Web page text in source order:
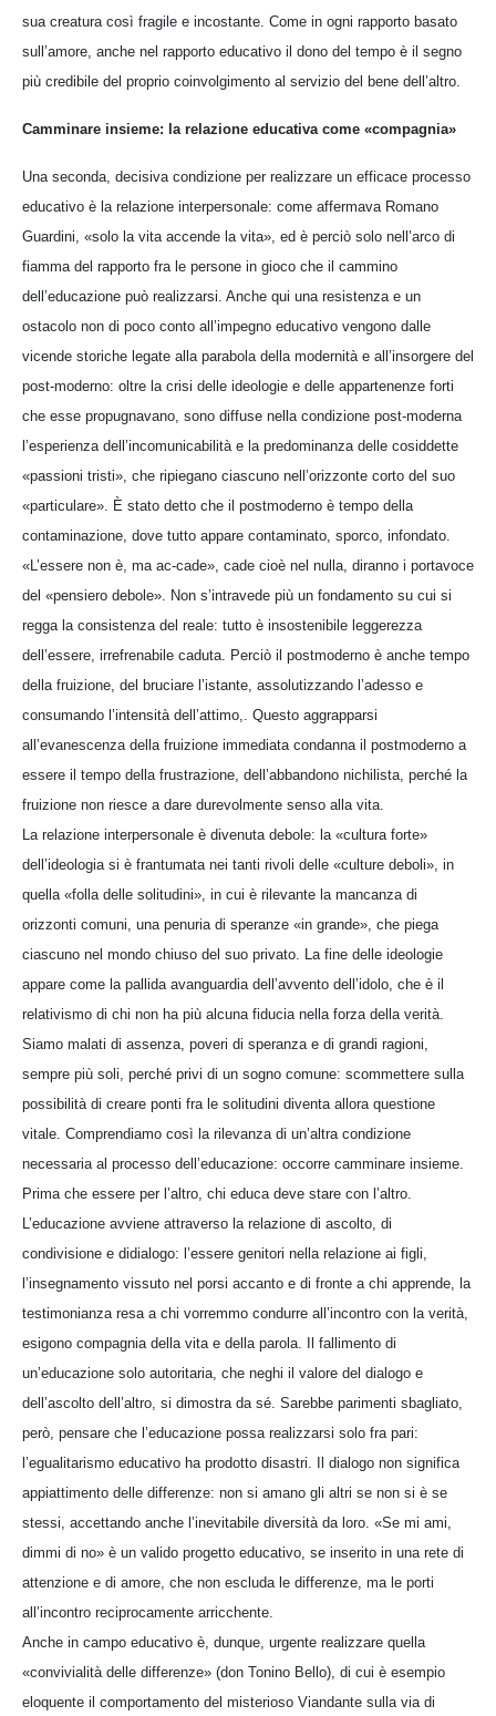
sua creatura così fragile e incostante. Come in ogni rapporto basato
sull’amore, anche nel rapporto educativo il dono del tempo è il segno
più credibile del proprio coinvolgimento al servizio del bene dell’altro.
Camminare insieme: la relazione educativa come «compagnia»
Una seconda, decisiva condizione per realizzare un efficace processo
educativo è la relazione interpersonale: come affermava Romano
Guardini, «solo la vita accende la vita», ed è perciò solo nell’arco di
fiamma del rapporto fra le persone in gioco che il cammino
dell’educazione può realizzarsi. Anche qui una resistenza e un
ostacolo non di poco conto all’impegno educativo vengono dalle
vicende storiche legate alla parabola della modernità e all’insorgere del
post-moderno: oltre la crisi delle ideologie e delle appartenenze forti
che esse propugnavano, sono diffuse nella condizione post-moderna
l’esperienza dell’incomunicabilità e la predominanza delle cosiddette
«passioni tristi», che ripiegano ciascuno nell’orizzonte corto del suo
«particulare». È stato detto che il postmoderno è tempo della
contaminazione, dove tutto appare contaminato, sporco, infondato.
«L’essere non è, ma ac-cade», cade cioè nel nulla, diranno i portavoce
del «pensiero debole». Non s’intravede più un fondamento su cui si
regga la consistenza del reale: tutto è insostenibile leggerezza
dell’essere, irrefrenabile caduta. Perciò il postmoderno è anche tempo
della fruizione, del bruciare l’istante, assolutizzando l’adesso e
consumando l’intensità dell’attimo,. Questo aggrapparsi
all’evanescenza della fruizione immediata condanna il postmoderno a
essere il tempo della frustrazione, dell’abbandono nichilista, perché la
fruizione non riesce a dare durevolmente senso alla vita.
La relazione interpersonale è divenuta debole: la «cultura forte»
dell’ideologia si è frantumata nei tanti rivoli delle «culture deboli», in
quella «folla delle solitudini», in cui è rilevante la mancanza di
orizzonti comuni, una penuria di speranze «in grande», che piega
ciascuno nel mondo chiuso del suo privato. La fine delle ideologie
appare come la pallida avanguardia dell’avvento dell’idolo, che è il
relativismo di chi non ha più alcuna fiducia nella forza della verità.
Siamo malati di assenza, poveri di speranza e di grandi ragioni,
sempre più soli, perché privi di un sogno comune: scommettere sulla
possibilità di creare ponti fra le solitudini diventa allora questione
vitale. Comprendiamo così la rilevanza di un’altra condizione
necessaria al processo dell’educazione: occorre camminare insieme.
Prima che essere per l’altro, chi educa deve stare con l’altro.
L’educazione avviene attraverso la relazione di ascolto, di
condivisione e didialogo: l’essere genitori nella relazione ai figli,
l’insegnamento vissuto nel porsi accanto e di fronte a chi apprende, la
testimonianza resa a chi vorremmo condurre all’incontro con la verità,
esigono compagnia della vita e della parola. Il fallimento di
un’educazione solo autoritaria, che neghi il valore del dialogo e
dell’ascolto dell’altro, si dimostra da sé. Sarebbe parimenti sbagliato,
però, pensare che l’educazione possa realizzarsi solo fra pari:
l’egualitarismo educativo ha prodotto disastri. Il dialogo non significa
appiattimento delle differenze: non si amano gli altri se non si è se
stessi, accettando anche l’inevitabile diversità da loro. «Se mi ami,
dimmi di no» è un valido progetto educativo, se inserito in una rete di
attenzione e di amore, che non escluda le differenze, ma le porti
all’incontro reciprocamente arricchente.
Anche in campo educativo è, dunque, urgente realizzare quella
«convivialità delle differenze» (don Tonino Bello), di cui è esempio
eloquente il comportamento del misterioso Viandante sulla via di